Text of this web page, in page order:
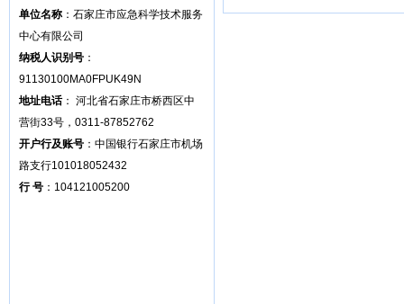
单位名称 ：石家庄市应急科学技术服务
中心有限公司
纳税人识别号 ：
91130100MA0FPUK49N
地址电话： 河北省石家庄市桥西区中
营街33号，0311-87852762
开户行及账号 ：中国银行石家庄市机场
路支行101018052432
行 号 ：104121005200